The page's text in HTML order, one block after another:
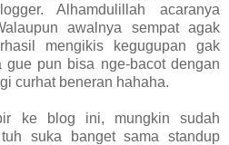
Alhamdulillah acaranya
awalnya sempat agak
mengikis kegugupan gak
gue pun bisa nge-bacot dengan
curhat beneran hahaha.
ke blog ini, mungkin sudah
suka banget sama standup